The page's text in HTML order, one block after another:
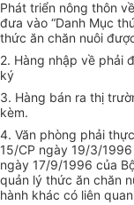
Phát triển nông thôn
đưa vào “Danh Mục
thức ăn chăn nuôi
2. Hàng nhập về phải
ký
3. Hàng bán ra thị
kèm.
4. Văn phòng phải
15/CP ngày 19/3/
ngày 17/9/1996 của
quản lý thức ăn chăn
hành khác có liên